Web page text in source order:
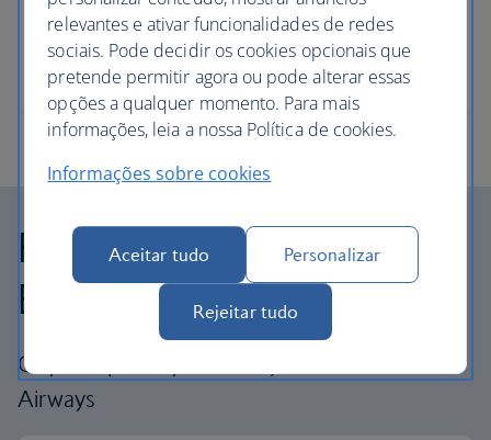
Porquê viajar com a
British Airways
O que esperar quando viaja com a British
Airways
relevantes e ativar funcionalidades de redes
sociais. Pode decidir os cookies opcionais que
pretende permitir agora ou pode alterar essas
opções a qualquer momento. Para mais
informações, leia a nossa Política de cookies.
Informações sobre cookies
Aceitar tudo Personalizar
Rejeitar tudo